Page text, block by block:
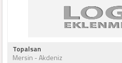
Topalsan
Mersin - Akdeniz